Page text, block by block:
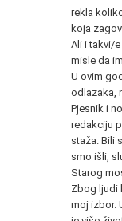
rekla
koja
Ali i takvi/
misle da
U ovim
odlazaka,
Pjesnik i
redakciju
staža. Bili
smo išli,
Starog
Zbog ljudi
moj izbor.